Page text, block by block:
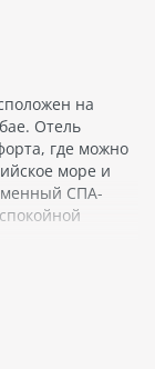
на
Отель
где можно
море и
СПА-
идеальным